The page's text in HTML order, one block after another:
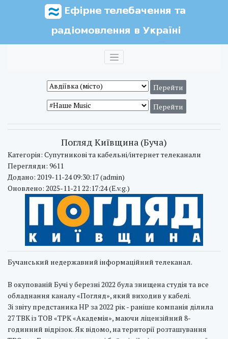
Погляд Київщина (Буча)
Категорія: Супутникові та кабельні/інтернет телеканали
Перегляди: 9611
Додано: 2019-11-24 09:30:17 (admin)
Оновлено: 2025-11-21 22:17:24 (E.v.g.)
Бучанський недержавний інформаційний телеканал.
В окупованій Бучі у березні 2022 була знищена студія та все
обладнання каналу «Погляд», який виходив у кабелі.
Зі звіту предстаника НР за 2022 рік - раніше компанія ділила
27 ТВК із ТОВ «ТРК «Академія», маючи ліцензійний 8-
годинний відрізок. Як відомо, на території розташування